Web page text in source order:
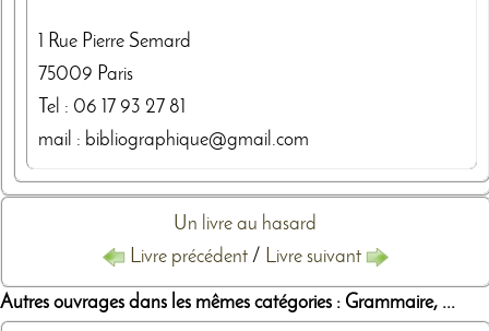
1 Rue Pierre Semard
75009 Paris
Tel : 06 17 93 27 81
mail : bibliographique@gmail.com
Un livre au hasard
Livre précédent / Livre suivant
Autres ouvrages dans les mêmes catégories : Grammaire, ...